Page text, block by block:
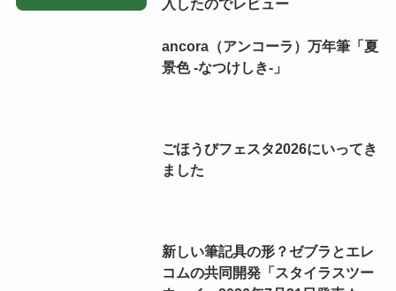
入したのでレビュー
ancora（アンコーラ）万年筆「夏
景色 -なつけしき-」
ごほうびフェスタ2026にいってき
ました
新しい筆記具の形？ゼブラとエレ
コムの共同開発「スタイラスツー